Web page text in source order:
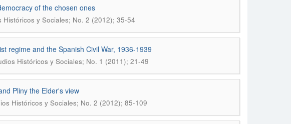
of the chosen ones
y Sociales; No. 2 (2012); 35-54
regime and the Spanish Civil War, 1936-1939
Históricos y Sociales; No. 1 (2011); 21-49
Pliny the Elder's view
Históricos y Sociales; No. 2 (2012); 85-109